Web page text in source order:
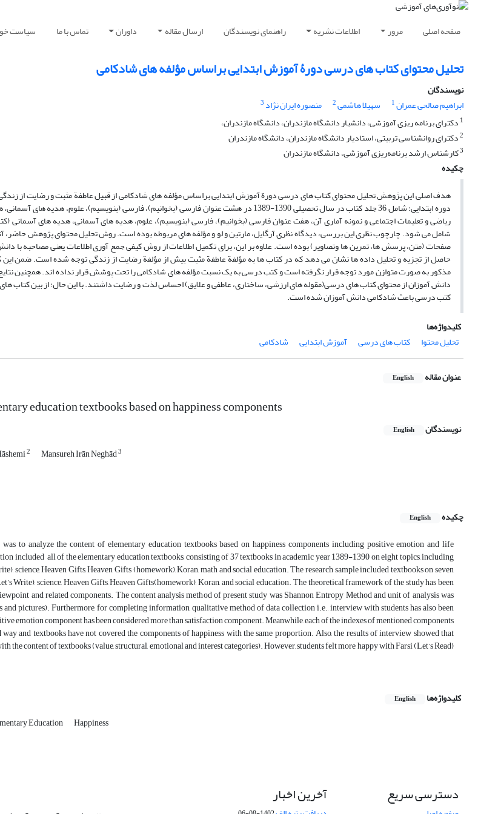
صفحه اصلی مرور اطلاعات نشریه راهنمای نویسندگان ارسال مقاله داوران تماس با ما سیاست
تحلیل محتوای کتاب های درسی دورۀ آموزش ابتدایی براساس مؤلفه های شادکامی
نویسندگان
ابراهیم صالحی عمران1 سهیلا هاشمی2 منصوره ایران نژاد 3
1 دکترای برنامه ریزی آموزشی، دانشیار دانشگاه مازندران، دانشگاه مازندران،
2دکترای روانشناسی تربیتی، استادیار دانشگاه مازندران، دانشگاه مازندران
3کارشناس ارشد برنامه‌ریزی آموزشی، دانشگاه مازندران
چکیده
هدف اصلی این پژوهش تحلیل محتوای کتاب های درسی دورة آموزش ابتدایی براساس مؤلفه های شادکامی از قبیل عاطفة مثبت و رضایت از
دوره ابتدایی؛ شامل 36 جلد کتاب در سال تحصیلی 1390-1389 در هشت عنوان فارسی (بخوانیم)، فارسی (بنویسیم)،
ریاضی و تعلیمات اجتماعی و نمونه آماری آن، هفت عنوان فارسی (بخوانیم)، فارسی (بنویسیم)، علوم، هدیه های آسمانی، هدیه های آسمانی
شامل می شود. چارچوب نظری این بررسی، دیدگاه نظری آرگایل، مارتین و لو و مؤلفه های مربوطه بوده است. روش تحلیل محتوای پژوهش حاضر،
صفحات (متن، پرسش ها، تمرین ها وتصاویر) بوده است. علاوه بر این، برای تکمیل اطلاعات از روش کیفی جمع آوری اطلاعات یعنی مصاحبه با
حاصل از تجزیه و تحلیل داده ها نشان می دهد که در کتاب ها به مؤلفة عاطفة مثبت بیش از مؤلفة رضایت از زندگی توجه شده است. ضمن
مذکور به صورت متوازن مورد توجه قرار نگرفته است و کتب درسی به یک نسبت مؤلفه های شادکامی را تحت پوشش قرار نداده اند. همچنین
دانش آموزان از محتوای کتاب های درسی(مقوله های ارزشی، ساختاری، عاطفی و علایق) احساس لذت و رضایت داشتند. با این حال؛ از بین کتاب
کتب درسی باعث شادکامی دانش آموزان شده است.
کلیدواژه‌ها
تحلیل محتوا
کتاب های درسی آموزش ابتدایی شادکامی
عنوان مقاله English
education textbooks based on happiness components
نویسندگان English
2 Mansureh Irān Neghād3
چکیده
English
to analyze the content of elementary education textbooks based on happiness components including positive emotion and life
included all of the elementary education textbooks, consisting of 37 textbooks in academic year 1389-1390 on eight topics, including
science, Heaven Gifts, Heaven Gifts (homework), Koran, math and social education. The research sample included textbooks on seven
Write), science, Heaven Gifts, Heaven Gifts(homework), Koran, and social education. The theoretical framework of the study has been
and related components. The content analysis method of present study was Shannon Entropy Method and unit of analysis was
and pictures). Furthermore, for completing information, qualitative method of data collection i.e., interview with students has also been
emotion component has been considered more than satisfaction component. Meanwhile, each of the indexes of mentioned components
and textbooks have not covered the components of happiness with the same proportion. Also, the results of interview showed that
the content of textbooks (value, structural, emotional and interest categories). However, students felt more happy with Farsi (Let’s Read)
کلیدواژه‌ها English
Education Happiness
دسترسی سریع آخرین اخبار